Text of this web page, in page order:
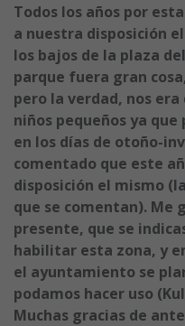
Todos los años por
a nuestra disposición
los bajos de la plaza
parque fuera gran
pero la verdad, nos
niños pequeños ya
en los días de otoño-
comentado que este
disposición el mismo
que se comentan). Me
presente, que se
habilitar esta zona, y
el ayuntamiento se
podamos hacer uso
Muchas gracias de